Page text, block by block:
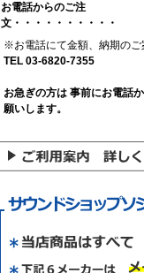
お電話からのご注
文・・・・・・・・・・
※お電話にて金額、納期のご
TEL 03-6820-7355
お急ぎの方は 事前にお電話
願いします。